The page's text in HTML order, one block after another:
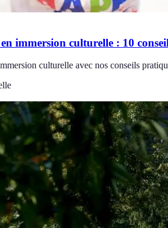
immersion culturelle : 10
culturelle avec nos conseils